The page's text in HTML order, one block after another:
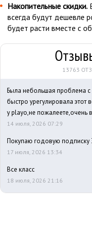
Накопительные скидки.
всегда будут дешевле
будет расти вместе с
13763
Была небольшая проблема
быстро урегулировала этот
у playo,не пожалеете,очень
14 июля, 2026 07:29
Покупаю годовую подписку
17 июля, 2026 13:34
Все класс
18 июля, 2026 21:16